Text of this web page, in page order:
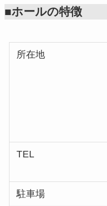
■ホールの特徴
所在地
TEL
駐車場